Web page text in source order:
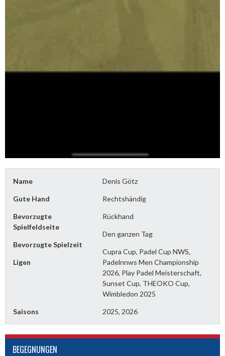
Name Denis Götz
Gute Hand Rechtshändig
Bevorzugte
Spielfeldseite
Rückhand
Bevorzugte Spielzeit
Den ganzen Tag
Ligen
Cupra Cup, Padel Cup NWS,
Padelnnws Men Championship
2026, Play Padel Meisterschaft,
Sunset Cup, THEOKO Cup,
Wimbledon 2025
Saisons 2025, 2026
BEGEGNUNGEN